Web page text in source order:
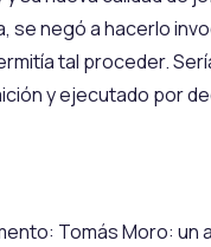
se negó a hacerlo
tal proceder.
y ejecutado por
Tomás Moro: un